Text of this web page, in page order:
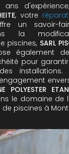
, votre
un savoir-
la
piscines, SARL
également
pour
POLYESTER
le domaine de
piscines à